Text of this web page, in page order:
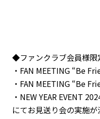
◆ファンクラブ会員様限
・FAN MEETING “Be
・FAN MEETING “Be
・NEW YEAR EVENT
にてお見送り会の実施が